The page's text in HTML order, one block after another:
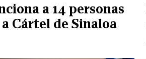
a 14 personas
Cártel de Sinaloa